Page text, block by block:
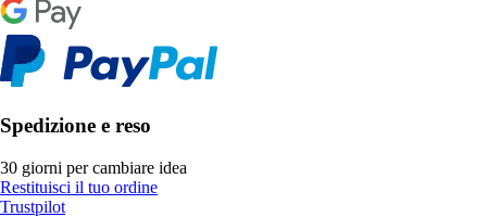
Spedizione e reso
30 giorni per cambiare idea
Restituisci il tuo ordine
Trustpilot